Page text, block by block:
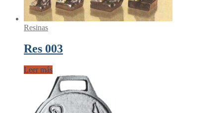
Resinas
Res 003
Leer más